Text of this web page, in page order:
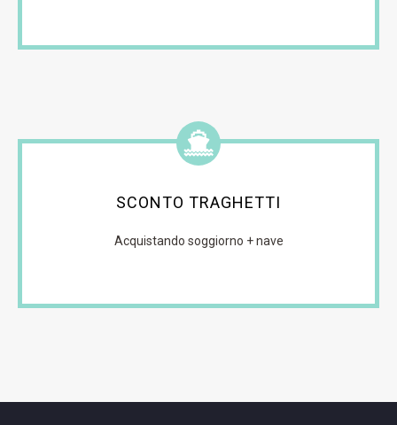
SCONTO TRAGHETTI
Acquistando soggiorno + nave